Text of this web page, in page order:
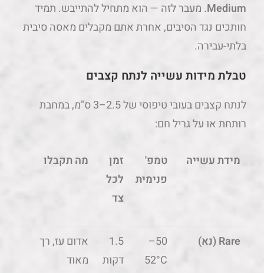
Medium. מעבר לזה — הוא מתחיל להתייבש. תמיד
חותכים נגד הסיבים, אחרת אתם מקבלים מאסה סיבית
בלתי-עבירה.
טבלת מידות עשייה לנתח קצבים
לנתח קצבים בעובי טיפוסי של 2.5–3 ס"מ, במחבת
רותחת או על גריל חם:
מידת עשייה
טמפ'
פנימית
זמן
לכל
צד
מה תקבלו
Rare (נא)
50–
52°C
1.5
דקות
אדום עז, רך
מאוד